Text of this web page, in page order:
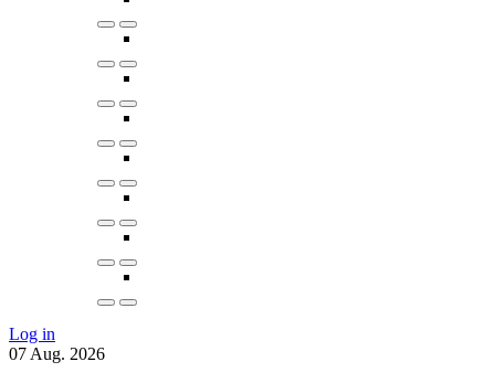
Log in
07 Aug. 2026